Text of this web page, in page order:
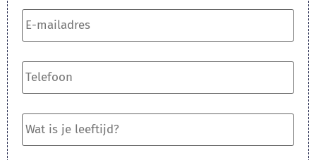
E-
mailadres *
Telefoon *
Wat
is
je